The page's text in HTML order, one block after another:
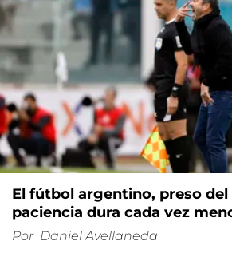
El fútbol argentino, preso
paciencia dura cada vez
Por Daniel Avellaneda